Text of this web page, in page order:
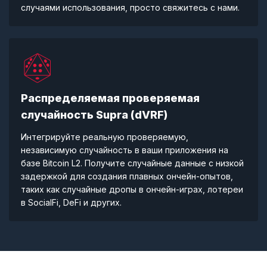
случаями использования, просто свяжитесь с нами.
Распределяемая проверяемая
случайность Supra (dVRF)
Интегрируйте реальную проверяемую,
независимую случайность в ваши приложения на
базе Bitcoin L2. Получите случайные данные с низкой
задержкой для создания плавных ончейн-опытов,
таких как случайные дропы в ончейн-играх, лотереи
в SocialFi, DeFi и других.